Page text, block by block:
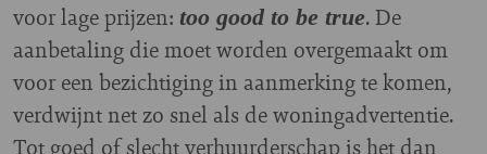
voor lage prijzen: too good to be true. De
aanbetaling die moet worden overgemaakt om
voor een bezichtiging in aanmerking te komen,
verdwijnt net zo snel als de woningadvertentie.
Tot goed of slecht verhuurderschap is het dan